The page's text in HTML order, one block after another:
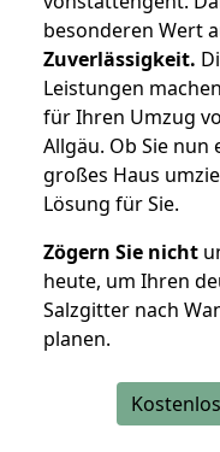
besonderen Wert
Zuverlässigkeit.
Leistungen
für Ihren Umzug
Allgäu. Ob Sie
großes Haus
Lösung für Sie.
Zögern Sie nicht
heute, um Ihren
Salzgitter nach
planen.